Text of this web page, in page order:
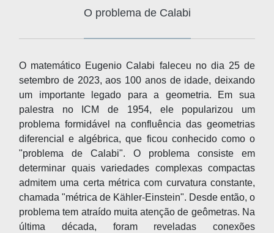
O problema de Calabi
O matemático Eugenio Calabi faleceu no dia 25 de
setembro de 2023, aos 100 anos de idade, deixando
um importante legado para a geometria. Em sua
palestra no ICM de 1954, ele popularizou um
problema formidável na confluência das geometrias
diferencial e algébrica, que ficou conhecido como o
"problema de Calabi". O problema consiste em
determinar quais variedades complexas compactas
admitem uma certa métrica com curvatura constante,
chamada "métrica de Kähler-Einstein". Desde então, o
problema tem atraído muita atenção de geômetras. Na
última década, foram reveladas conexões